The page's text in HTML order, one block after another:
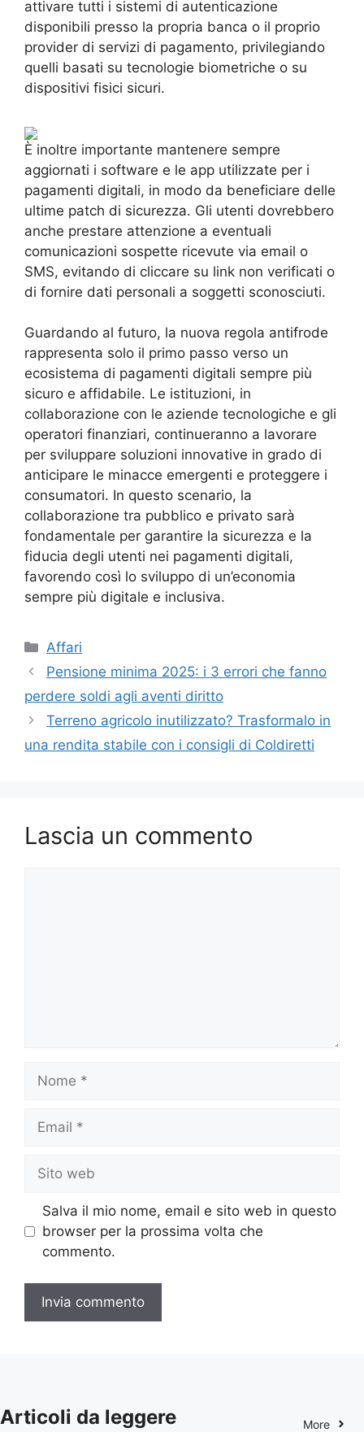
attivare tutti i sistemi di autenticazione
disponibili presso la propria banca o il proprio
provider di servizi di pagamento, privilegiando
quelli basati su tecnologie biometriche o su
dispositivi fisici sicuri.
È inoltre importante mantenere sempre
aggiornati i software e le app utilizzate per i
pagamenti digitali, in modo da beneficiare delle
ultime patch di sicurezza. Gli utenti dovrebbero
anche prestare attenzione a eventuali
comunicazioni sospette ricevute via email o
SMS, evitando di cliccare su link non verificati o
di fornire dati personali a soggetti sconosciuti.
Guardando al futuro, la nuova regola antifrode
rappresenta solo il primo passo verso un
ecosistema di pagamenti digitali sempre più
sicuro e affidabile. Le istituzioni, in
collaborazione con le aziende tecnologiche e gli
operatori finanziari, continueranno a lavorare
per sviluppare soluzioni innovative in grado di
anticipare le minacce emergenti e proteggere i
consumatori. In questo scenario, la
collaborazione tra pubblico e privato sarà
fondamentale per garantire la sicurezza e la
fiducia degli utenti nei pagamenti digitali,
favorendo così lo sviluppo di un’economia
sempre più digitale e inclusiva.
Categorie
Affari
Pensione minima 2025: i 3 errori che fanno
perdere soldi agli aventi diritto
Terreno agricolo inutilizzato? Trasformalo in
una rendita stabile con i consigli di Coldiretti
Lascia un commento
Nome
Email
Sito
web
Salva il mio nome, email e sito web in questo
browser per la prossima volta che
commento.
Articoli da leggere More